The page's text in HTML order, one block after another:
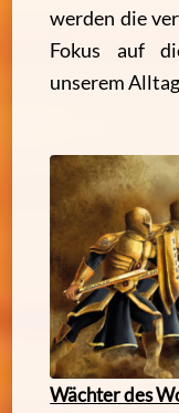
werden die
Fokus auf
unserem
Wächter des